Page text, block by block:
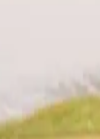
PosizioneRecensioni